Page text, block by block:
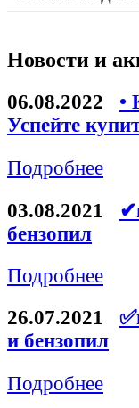
Запчасти для
Конденсаторы
Якоря, статоры
Аккумуляторы,
Ремни для
Новости и
06.08.2022
•
Успейте
Подробнее
03.08.2021
бензопил
Подробнее
26.07.2021
и бензопил
Подробнее